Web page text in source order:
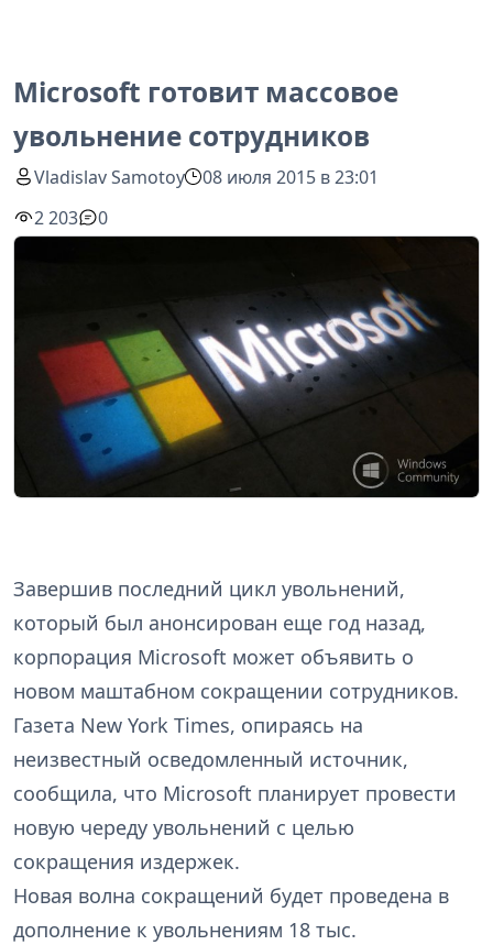
Microsoft готовит массовое
увольнение сотрудников
Vladislav Samotoy
08 июля 2015 в 23:01
2 203
0
Завершив последний цикл увольнений,
который был анонсирован еще год назад,
корпорация Microsoft может объявить о
новом маштабном сокращении сотрудников.
Газета New York Times, опираясь на
неизвестный осведомленный источник,
сообщила, что Microsoft планирует провести
новую череду увольнений с целью
сокращения издержек.
Новая волна сокращений будет проведена в
дополнение к увольнениям 18 тыс.